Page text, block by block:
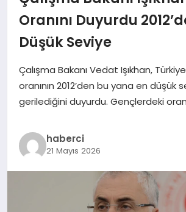
EKONOMI
MAGAZIN
SAĞLIK
SIYASET
SPOR
TEKNOLOJI
Oranını Duyurdu
Düşük Seviye
Çalışma Bakanı Vedat Işıkhan,
oranının 2012’den bu yana en düşük
gerilediğini duyurdu. Gençlerdeki oran
haberci
21 Mayıs 2026